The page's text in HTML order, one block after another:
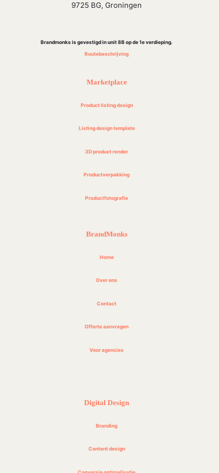
9725 BG, Groningen
Brandmonks is gevestigd in unit 8B op de 1e verdieping.
Routebeschrijving
Marketplace
Product listing design
Listing design template
3D product render
Productverpakking
Productfotografie
BrandMonks
Home
Over ons
Contact
Offerte aanvragen
Voor agencies
Digital Design
Branding
Content design